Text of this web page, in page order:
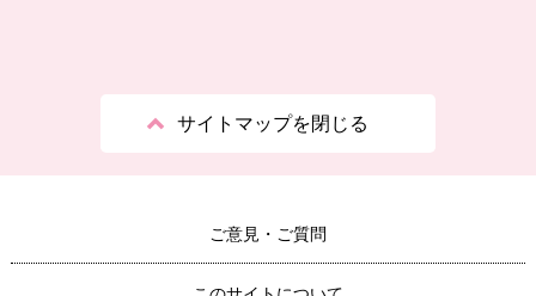
サイトマップを閉じる
ご意見・ご質問